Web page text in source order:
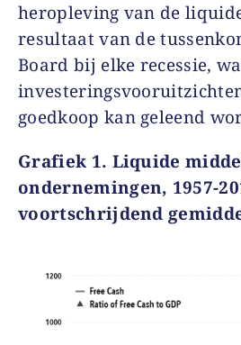
heropleving van de
resultaat van de
Board bij elke recessie,
goedkoop kan geleend
Grafiek 1. Liquide
ondernemingen, 1957-
voortschrijdend